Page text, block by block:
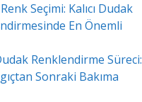
Seçimi: Kalıcı Dudak
En Önemli
Renklendirme Süreci:
Sonraki Bakıma